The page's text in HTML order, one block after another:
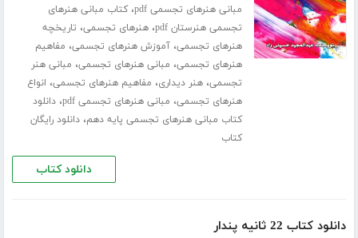
مبانی هنرهای تجسمی pdf ،کتاب مبانی هنرهای
تجسمی هنرستان pdf
،هنرهای تجسمی، تاریخچه
هنرهای تجسمی،آموزش هنرهای تجسمی، مفاهیم
هنرهای تجسمی، مبانی هنرهای تجسمی، مبانی هنر
تجسمی،هنر دیداری، مفاهیم هنرهای تجسمی، انواع
هنرهای تجسمی، مبانی هنرهای تجسمی pdf ،دانلود
کتاب مبانی هنرهای تجسمی پایه دهم،دانلود رایگان
کتاب
دانلود کتاب
دانلود کتاب 22 ثانیه پندار